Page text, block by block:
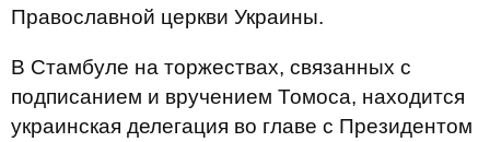
Православной церкви Украины.
В Стамбуле на торжествах, связанных с
подписанием и вручением Томоса, находится
украинская делегация во главе с Президентом